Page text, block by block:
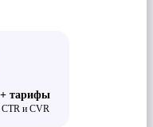
тарифы
CTR и CVR